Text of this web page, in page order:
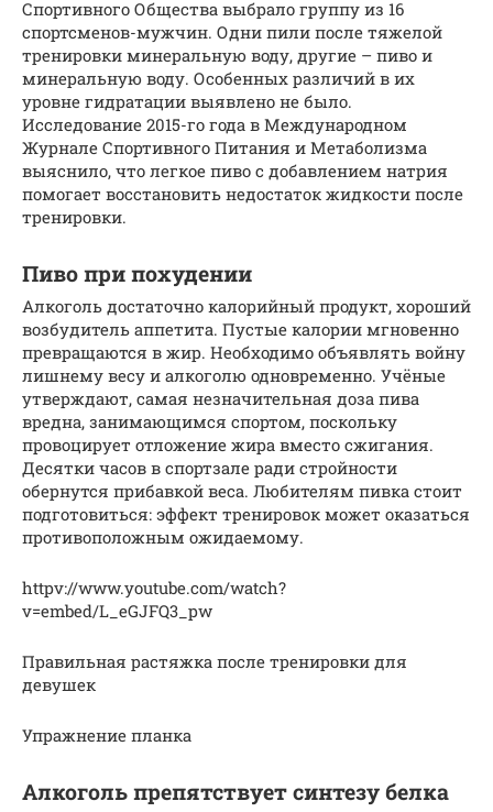
Спортивного Общества выбрало группу из 16
спортсменов-мужчин. Одни пили после тяжелой
тренировки минеральную воду, другие – пиво и
минеральную воду. Особенных различий в их
уровне гидратации выявлено не было.
Исследование 2015-го года в Международном
Журнале Спортивного Питания и Метаболизма
выяснило, что легкое пиво с добавлением натрия
помогает восстановить недостаток жидкости после
тренировки.
Пиво при похудении
Алкоголь достаточно калорийный продукт, хороший
возбудитель аппетита. Пустые калории мгновенно
превращаются в жир. Необходимо объявлять войну
лишнему весу и алкоголю одновременно. Учёные
утверждают, самая незначительная доза пива
вредна, занимающимся спортом, поскольку
провоцирует отложение жира вместо сжигания.
Десятки часов в спортзале ради стройности
обернутся прибавкой веса. Любителям пивка стоит
подготовиться: эффект тренировок может оказаться
противоположным ожидаемому.
httpv://www.youtube.com/watch?
v=embed/L_eGJFQ3_pw
Правильная растяжка после тренировки для
девушек
Упражнение планка
Алкоголь препятствует синтезу белка